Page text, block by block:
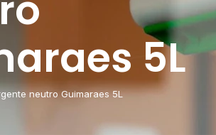
5L
neutro Guimaraes 5L